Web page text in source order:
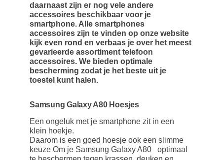
daarnaast zijn er nog vele andere
accessoires beschikbaar voor je
smartphone. Alle smartphones
accessoires zijn te vinden op onze website
kijk even rond en verbaas je over het meest
gevarieerde assortiment telefoon
accessoires. We bieden optimale
bescherming zodat je het beste uit je
toestel kunt halen.
Samsung Galaxy A80 Hoesjes
Een ongeluk met je smartphone zit in een
klein hoekje.
Daarom is een goed hoesje ook een slimme
keuze Om je Samsung Galaxy A80 optimaal